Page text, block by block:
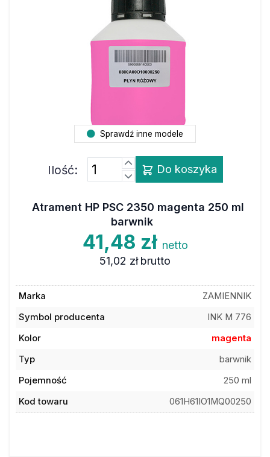
Sprawdź inne modele
Ilość: Do koszyka
Atrament HP PSC 2350 magenta 250 ml
barwnik
41,48 zł netto
51,02 zł brutto
Marka
ZAMIENNIK
Symbol producenta
INK M 776
Kolor
magenta
Typ
barwnik
Pojemność
250 ml
Kod towaru
061H61IO1MQ00250